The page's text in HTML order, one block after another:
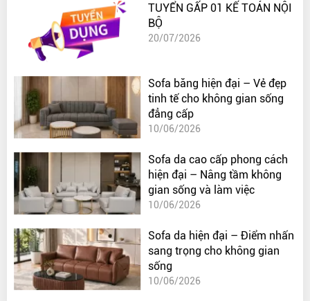
TUYỂN GẤP 01 KẾ TOÁN NỘI
BỘ
20/07/2026
Sofa băng hiện đại – Vẻ đẹp
tinh tế cho không gian sống
đẳng cấp
10/06/2026
Sofa da cao cấp phong cách
hiện đại – Nâng tầm không
gian sống và làm việc
10/06/2026
Sofa da hiện đại – Điểm nhấn
sang trọng cho không gian
sống
10/06/2026